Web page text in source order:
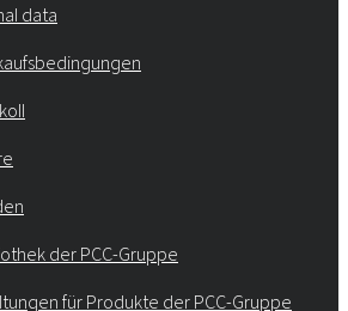
data
der PCC-Gruppe
für Produkte der PCC-Gruppe